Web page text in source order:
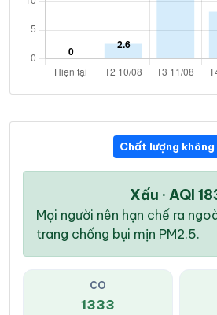
Chất lượng không
Xấu · AQI
Mọi người nên hạn chế ra
trang chống bụi mịn PM2.5.
CO
1333